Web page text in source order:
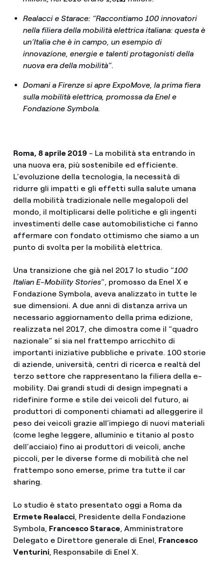
Realacci e Starace: “Raccontiamo 100 innovatori
nella filiera della mobilità elettrica italiana: questa è
un’Italia che è in campo, un esempio di
innovazione, energie e talenti protagonisti della
nuova era della mobilità”.
Domani a Firenze si apre ExpoMove, la prima fiera
sulla mobilità elettrica, promossa da Enel e
Fondazione Symbola.
Roma, 8 aprile 2019- La mobilità sta entrando in
una nuova era, più sostenibile ed efficiente.
L’evoluzione della tecnologia, la necessità di
ridurre gli impatti e gli effetti sulla salute umana
della mobilità tradizionale nelle megalopoli del
mondo, il moltiplicarsi delle politiche e gli ingenti
investimenti delle case automobilistiche ci fanno
affermare con fondato ottimismo che siamo a un
punto di svolta per la mobilità elettrica.
Una transizione che già nel 2017 lo studio “100
Italian E-Mobility Stories”, promosso da Enel X e
Fondazione Symbola, aveva analizzato in tutte le
sue dimensioni. A due anni di distanza arriva un
necessario aggiornamento della prima edizione,
realizzata nel 2017, che dimostra come il “quadro
nazionale” si sia nel frattempo arricchito di
importanti iniziative pubbliche e private. 100 storie
di aziende, università, centri di ricerca e realtà del
terzo settore che rappresentano la filiera della e-
mobility. Dai grandi studi di design impegnati a
ridefinire forme e stile dei veicoli del futuro, ai
produttori di componenti chiamati ad alleggerire il
peso dei veicoli grazie all’impiego di nuovi materiali
(come leghe leggere, alluminio e titanio al posto
dell’acciaio) fino ai produttori di veicoli, anche
piccoli, per le diverse forme di mobilità che nel
frattempo sono emerse, prime tra tutte il car
sharing.
Lo studio è stato presentato oggi a Roma da
Ermete Realacci, Presidente della Fondazione
Symbola, Francesco Starace, Amministratore
Delegato e Direttore generale di Enel, Francesco
Venturini, Responsabile di Enel X.